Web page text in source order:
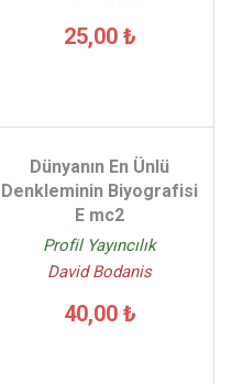
25,00 ₺
Dünyanın En Ünlü
Denkleminin Biyografisi
E mc2
Profil Yayıncılık
David Bodanis
40,00 ₺